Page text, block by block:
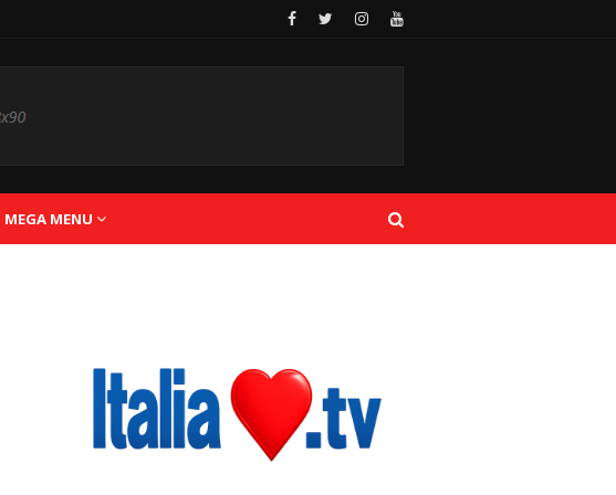
MEGA MENU